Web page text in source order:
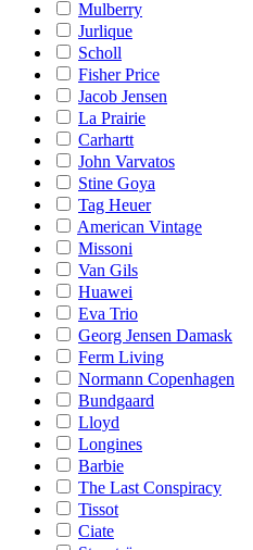
Mulberry
Jurlique
Scholl
Fisher Price
Jacob Jensen
La Prairie
Carhartt
John Varvatos
Stine Goya
Tag Heuer
American Vintage
Missoni
Van Gils
Huawei
Eva Trio
Georg Jensen Damask
Ferm Living
Normann Copenhagen
Bundgaard
Lloyd
Longines
Barbie
The Last Conspiracy
Tissot
Ciate